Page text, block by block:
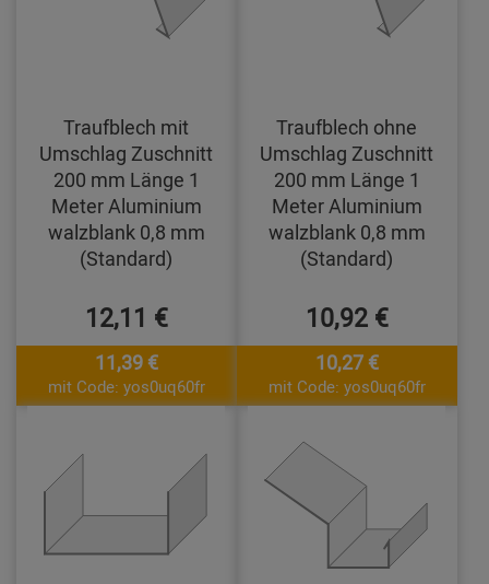
Traufblech mit
Umschlag Zuschnitt
200 mm Länge 1
Meter Aluminium
walzblank 0,8 mm
(Standard)
12,11 €
11,39 €
mit Code: yos0uq60fr
Traufblech ohne
Umschlag Zuschnitt
200 mm Länge 1
Meter Aluminium
walzblank 0,8 mm
(Standard)
10,92 €
10,27 €
mit Code: yos0uq60fr